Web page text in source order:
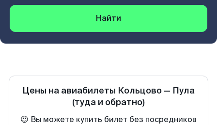
Найти
Цены на авиабилеты Кольцово — Пула
(туда и обратно)
😍 Вы можете купить билет без посредников